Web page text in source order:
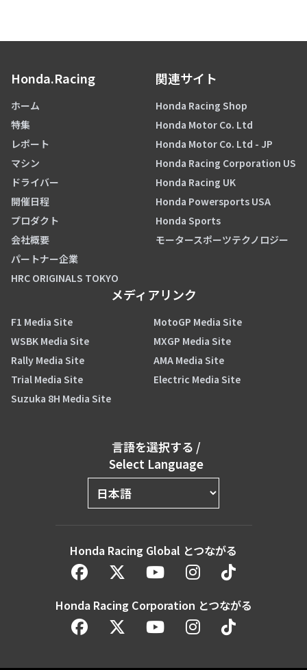
Honda.Racing
ホーム
特集
レポート
マシン
ドライバー
開催日程
プロダクト
会社概要
パートナー企業
HRC ORIGINALS TOKYO
関連サイト
Honda Racing Shop
Honda Motor Co. Ltd
Honda Motor Co. Ltd - JP
Honda Racing Corporation US
Honda Racing UK
Honda Powersports USA
Honda Sports
モータースポーツテクノロジー
メディアリンク
F1 Media Site
MotoGP Media Site
WSBK Media Site
MXGP Media Site
Rally Media Site
AMA Media Site
Trial Media Site
Electric Media Site
Suzuka 8H Media Site
言語を選択する /
Select Language
Honda Racing Global とつながる
Honda Racing Corporation とつながる